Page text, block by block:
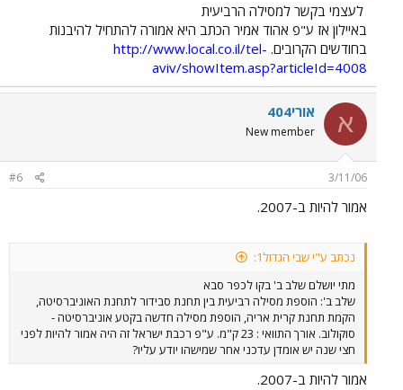
לעצמי בקשר למסילה הרביעית
באיילון אז ע"פ אהוד אמיר הכתב היא אמורה להתחיל להיבנות
בחודשים הקרובים. http://www.local.co.il/tel-
aviv/showItem.asp?articleId=4008
א אורי404
New member
3/11/06
#6
אמור להיות ב-2007.
נכתב ע"י שבי הגדול1:
מתי יושלם שלב ב' בקו לכפר סבא
שלב ב': הוספת מסילה רביעית בין תחנת סבידור לתחנת האוניברסיטה,
הקמת תחנת קרית אריה, הוספת מסילה חדשה בקטע אוניברסיטה -
סוקולוב. אורך התוואי : 23 ק"מ. ע"פ רכבת ישראל זה היה אמור להיות לפני
חצי שנה יש אומדן עדכני אחר שמישהו יודע עליו?
אמור להיות ב-2007.